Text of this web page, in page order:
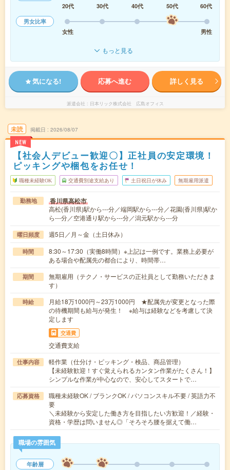
20代 30代 40代 50代
60代
男女比率
女性
男性
もっと見る
気になる! 応募へ進む 詳しく見る
派遣会社 日本リック株式会社 広島オフィス
未読
NEW
掲載日 2026/08/07
【社会人デビュー歓迎〇】正社員の安定環境！
ピッキングや梱包をお任せ！
職種未経験OK 交通費別途支給あり 土日祝日が休み 無期雇用派遣
勤務地 香川県高松市
高松(香川県)駅から---分／端岡駅から---分／花園(香川県)駅か
ら---分／空港通り駅から---分／潟元駅から---分
曜日頻度 週5日／月～金（土日休み）
時間
8:30～17:30（実働8時間）※上記は一例です。業務上必要が
ある場合や配属先の都合により、時間帯…
期間
無期雇用（テクノ・サービスの正社員として勤務いただきま
す）
時給
月給18万1000円～23万1000円 ★配属先が変更となった際
の待機期間も給与が発生！ ※給与は経験などを考慮して決
定します
交通費
交通費支給
仕事内容
軽作業（仕分け・ピッキング・検品、商品管理）
【未経験歓迎！すぐ覚えられるカンタン作業がたくさん！】
シンプルな作業が中心なので、安心してスタートで…
応募資格
職種未経験OK / ブランクOK / パソコンスキル不要 / 英語力不
要
＼未経験から安定した働き方を目指したい方歓迎！／経験・
資格・学歴は問いません◎「そろそろ腰を据えて働…
職場の雰囲気
年齢層